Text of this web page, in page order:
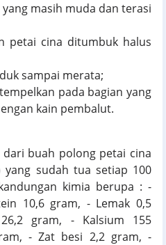
masih muda dan terasi
cina ditumbuk halus
sampai merata;
pada bagian yang
kain pembalut.
dari buah polong petai cina
yang sudah tua setiap 100
kimia berupa : -
10,6 gram, - Lemak 0,5
gram, - Kalsium 155
- Zat besi 2,2 gram, -